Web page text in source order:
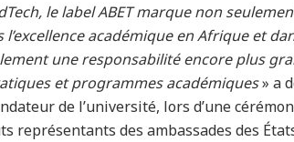
le label ABET marque non
académique en Afrique et
une responsabilité encore plus
et programmes académiques» a
de l’université, lors d’une
représentants des ambassades des